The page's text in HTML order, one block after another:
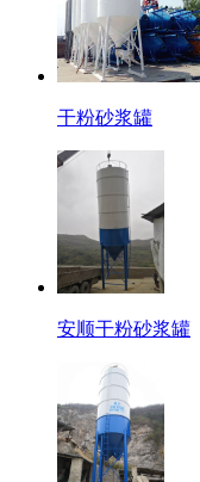
干粉砂浆罐
安顺干粉砂浆罐